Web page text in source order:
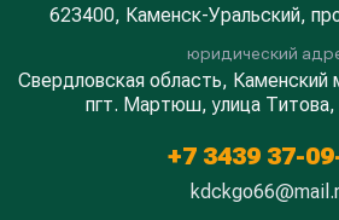
623400, Каменск-Уральский,
юридический
Свердловская область, Каменский
пгт. Мартюш, улица
+7 3439 37-